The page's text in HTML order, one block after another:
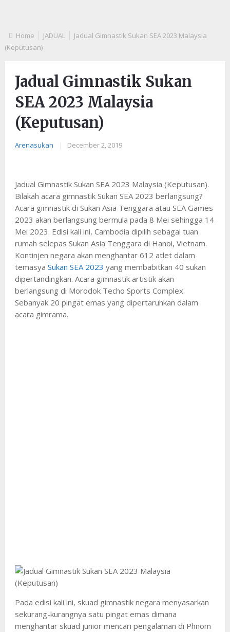
Home JADUAL
Jadual Gimnastik Sukan SEA 2023 Malaysia
(Keputusan)
Jadual Gimnastik Sukan
SEA 2023 Malaysia
(Keputusan)
Arenasukan December 2, 2019
Jadual Gimnastik Sukan SEA 2023 Malaysia (Keputusan).
Bilakah acara gimnastik Sukan SEA 2023 berlangsung?
Acara gimnastik di Sukan Asia Tenggara atau SEA Games
2023 akan berlangsung bermula pada 8 Mei sehingga 14
Mei 2023. Edisi kali ini, Cambodia dipilih sebagai tuan
rumah selepas Sukan Asia Tenggara di Hanoi, Vietnam.
Kontinjen negara akan menghantar 612 atlet dalam
temasya Sukan SEA 2023 yang membabitkan 40 sukan
dipertandingkan. Acara gimnastik artistik akan
berlangsung di Morodok Techo Sports Complex.
Sebanyak 20 pingat emas yang dipertaruhkan dalam
acara gimrama.
Pada edisi kali ini, skuad gimnastik negara menyasarkan
sekurang-kurangnya satu pingat emas dimana
menghantar skuad junior mencari pengalaman di Phnom